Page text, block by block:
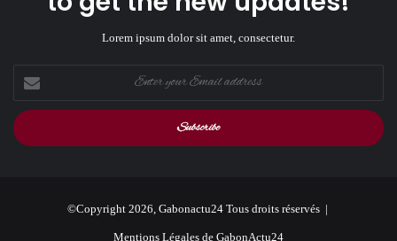
Lorem ipsum dolor sit amet, consectetur.
your
Email
address
©Copyright 2026, Gabonactu24 Tous droits réservés |
Mentions Légales de GabonActu24